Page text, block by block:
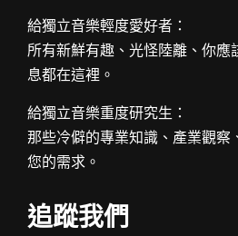
給獨立音樂輕度愛好者：
所有新鮮有趣、光怪陸離、你應
息都在這裡。
給獨立音樂重度研究生：
那些冷僻的專業知識、產業觀察
您的需求。
追蹤我們